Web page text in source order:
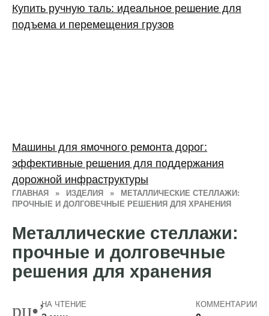
ГЛАВНАЯ » ИЗДЕЛИЯ »
МЕТАЛЛИЧЕСКИЕ СТЕЛЛАЖИ:
ПРОЧНЫЕ И ДОЛГОВЕЧНЫЕ РЕШЕНИЯ ДЛЯ ХРАНЕНИЯ
Металлические стеллажи:
прочные и долговечные
решения для хранения
НА ЧТЕНИЕ КОММЕНТАРИИ
Купить ручную таль: идеальное решение для
подъема и перемещения грузов
Машины для ямочного ремонта дорог:
эффективные решения для поддержания
дорожной инфраструктуры